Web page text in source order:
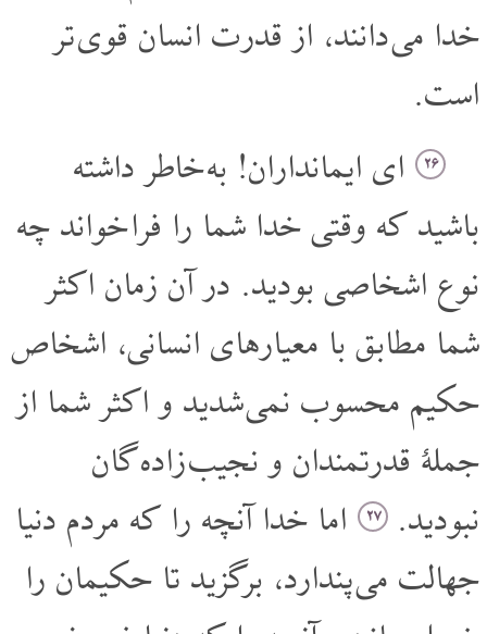
خدا می دانند، از قدرت انسان قوی تر
است.
۲۶ ای ایمانداران! به خاطر داشته
باشید که وقتی خدا شما را فرا خواند چه
نوع اشخاصی بودید. در آن زمان اکثر
شما مطابق با معیارهای انسانی، اشخاص
حکیم محسوب نمی شدید و اکثر شما از
جملۀ قدرتمندان و نجیب زاده گان
نبودید.
۲۷ اما خدا آنچه را که مردم دنیا
جهالت می پندارد، برگزید تا حکیمان را